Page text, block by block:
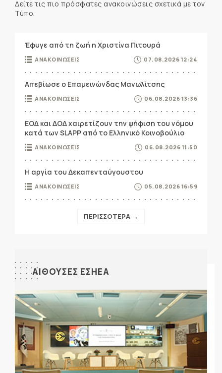
Δείτε τις πιο πρόσφατες ανακοινώσεις σχετικά με τον
Τύπο.
Έφυγε από τη ζωή η Χριστίνα Πιτουρά
ΑΝΑΚΟΙΝΩΣΕΙΣ 07.08.2026 12:24
Απεβίωσε ο Επαμεινώνδας Μανωλίτσης
ΑΝΑΚΟΙΝΩΣΕΙΣ 06.08.2026 13:36
ΕΟΔ και ΔΟΔ χαιρετίζουν την ψήφιση του νόμου
κατά των SLAPP από το Ελληνικό Κοινοβούλιο
ΑΝΑΚΟΙΝΩΣΕΙΣ 06.08.2026 11:50
Η αργία του Δεκαπενταύγουστου
ΑΝΑΚΟΙΝΩΣΕΙΣ 05.08.2026 16:59
ΠΕΡΙΣΣΟΤΕΡΑ →
ΑΙΘΟΥΣΕΣ ΕΣΗΕΑ